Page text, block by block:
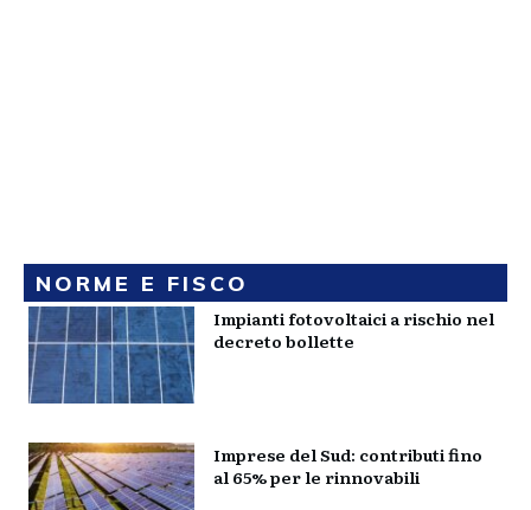
NORME E FISCO
Impianti fotovoltaici a rischio nel
decreto bollette
Imprese del Sud: contributi fino
al 65% per le rinnovabili